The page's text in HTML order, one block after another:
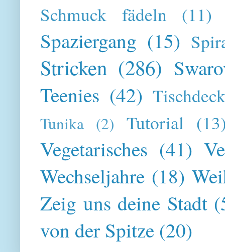
Schmuck fädeln (11)
Spaziergang (15)
Stricken (286)
Teenies (42)
Tunika (2) Tutorial
Vegetarisches (41)
Wechseljahre (18)
Zeig uns deine Stadt
von der Spitze (20)